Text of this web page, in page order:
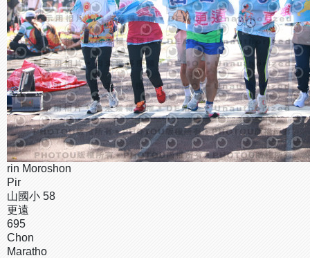
rin Moroshon
Pir
山國小 58
更遠
695
Chon
Maratho